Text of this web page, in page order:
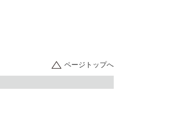
ページトップへ